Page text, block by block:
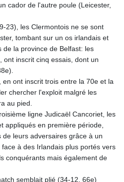
HUF 363.096405
ILS 3.468234
IMP 0.857252
INR 110.076256
IQD 1509.981237
IRR
1590322.371805
ISK 142.598215
JEP 0.857252
JMD 183.057725
JOD 0.819746
JPY 182.445186
KES 149.158147
KGS 101.104505
cador de l'autre poule (Leicester,
23), les Clermontois ne se sont
tombant sur un os irlandais et
de la province de Belfast: les
ont inscrit cinq essais, dont un
ont inscrit trois entre la 70e et la
chercher l'exploit malgré les
au pied.
ligne Judicaël Cancoriet, les
appliqués en première période,
leurs adversaires grâce à un
à des Irlandais plus portés vers
conquérants mais également de
semblait plié (34-12, 66e)